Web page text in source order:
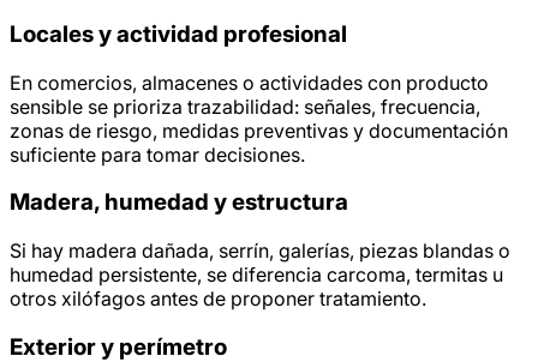
Locales y actividad profesional
En comercios, almacenes o actividades con producto
sensible se prioriza trazabilidad: señales, frecuencia,
zonas de riesgo, medidas preventivas y documentación
suficiente para tomar decisiones.
Madera, humedad y estructura
Si hay madera dañada, serrín, galerías, piezas blandas o
humedad persistente, se diferencia carcoma, termitas u
otros xilófagos antes de proponer tratamiento.
Exterior y perímetro